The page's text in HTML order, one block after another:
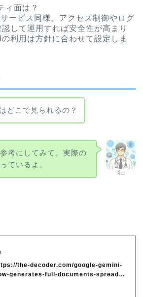
ィ面は？
ービス同様、アクセス制御やログ
して運用すれば安全性が高まり
利用は方針に合わせて設定しま
どこで見られるの？
博士
考にしてみて。実際の
ているよ。
the-decoder.com/google-gemini-
generates-full-documents-spreads